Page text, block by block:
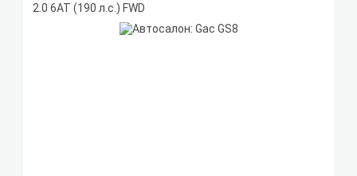
2.0 6АТ (190 л.с.) FWD